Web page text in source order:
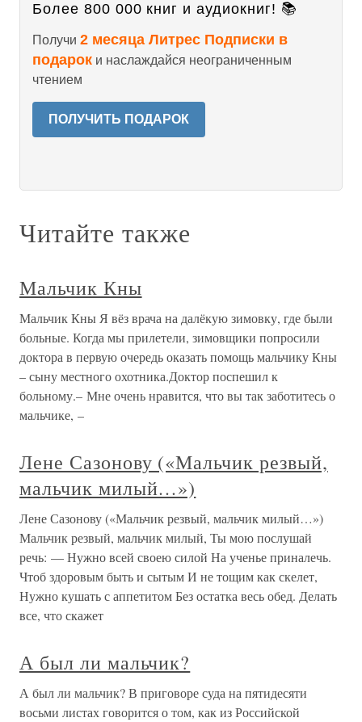
Более 800 000 книг и аудиокниг! 📚
Получи 2 месяца Литрес Подписки в
подарок и наслаждайся неограниченным
чтением
ПОЛУЧИТЬ ПОДАРОК
Читайте также
Мальчик Кны
Мальчик Кны Я вёз врача на далёкую зимовку, где были
больные. Когда мы прилетели, зимовщики попросили
доктора в первую очередь оказать помощь мальчику Кны
– сыну местного охотника.Доктор поспешил к
больному.– Мне очень нравится, что вы так заботитесь о
мальчике, –
Лене Сазонову («Мальчик резвый,
мальчик милый…»)
Лене Сазонову («Мальчик резвый, мальчик милый…»)
Мальчик резвый, мальчик милый, Ты мою послушай
речь: — Нужно всей своею силой На ученье приналечь.
Чтоб здоровым быть и сытым И не тощим как скелет,
Нужно кушать с аппетитом Без остатка весь обед. Делать
все, что скажет
А был ли мальчик?
А был ли мальчик? В приговоре суда на пятидесяти
восьми листах говорится о том, как из Российской